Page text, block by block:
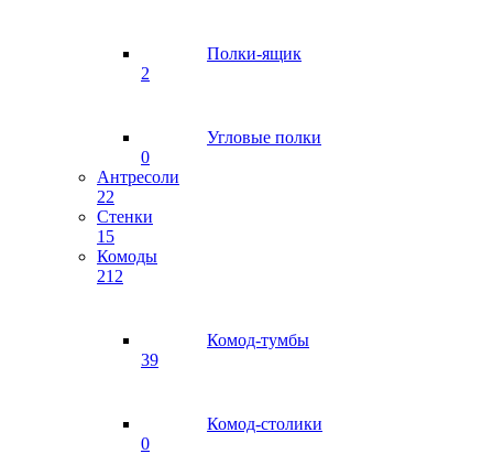
Полки-ящик
2
Угловые полки
0
Антресоли
22
Стенки
15
Комоды
212
Комод-тумбы
39
Комод-столики
0